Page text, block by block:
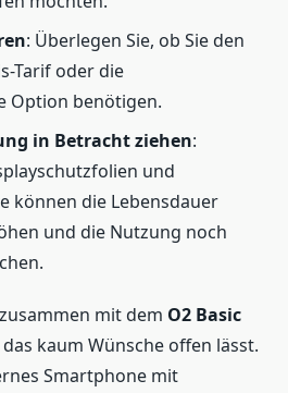
: Überlegen Sie, ob Sie den
Tarif oder die
Option benötigen.
in Betracht ziehen:
und
können die Lebensdauer
und die Nutzung noch
zusammen mit dem O2 Basic
kaum Wünsche offen lässt.
Smartphone mit